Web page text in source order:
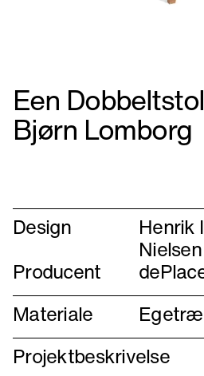
Een
Bjørn Lomborg
Design Henrik
Nielsen
Producent
Materiale
Projektbeskrivelse